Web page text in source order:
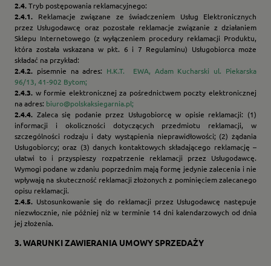
2.4.Tryb postępowania reklamacyjnego:
2.4.1. Reklamacje związane ze świadczeniem Usług Elektronicznych
przez Usługodawcę oraz pozostałe reklamacje związanie z działaniem
Sklepu Internetowego (z wyłączeniem procedury reklamacji Produktu,
która została wskazana w pkt. 6 i 7 Regulaminu) Usługobiorca może
składać na przykład:
2.4.2. pisemnie na adres: H.K.T. EWA, Adam Kucharski ul. Piekarska
96/13, 41-902 Bytom;
2.4.3. w formie elektronicznej za pośrednictwem poczty elektronicznej
na adres: biuro@polskaksiegarnia.pl;
2.4.4. Zaleca się podanie przez Usługobiorcę w opisie reklamacji: (1)
informacji i okoliczności dotyczących przedmiotu reklamacji, w
szczególności rodzaju i daty wystąpienia nieprawidłowości; (2) żądania
Usługobiorcy; oraz (3) danych kontaktowych składającego reklamację –
ułatwi to i przyspieszy rozpatrzenie reklamacji przez Usługodawcę.
Wymogi podane w zdaniu poprzednim mają formę jedynie zalecenia i nie
wpływają na skuteczność reklamacji złożonych z pominięciem zalecanego
opisu reklamacji.
2.4.5. Ustosunkowanie się do reklamacji przez Usługodawcę następuje
niezwłocznie, nie później niż w terminie 14 dni kalendarzowych od dnia
jej złożenia.
3.WARUNKI ZAWIERANIA UMOWY SPRZEDAŻY